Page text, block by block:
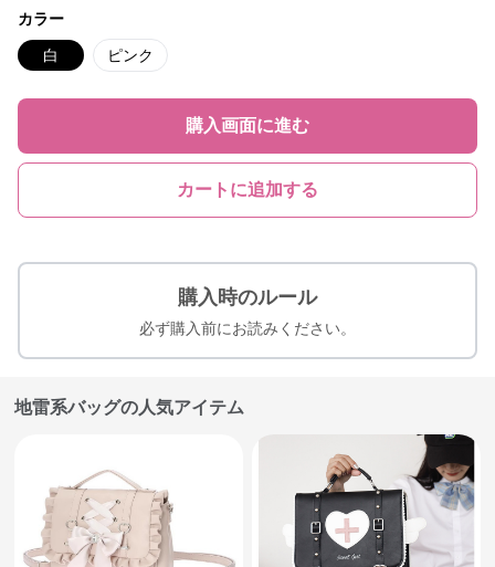
カラー
白 ピンク
購入画面に進む
カートに追加する
購入時のルール
必ず購入前にお読みください。
地雷系バッグの人気アイテム